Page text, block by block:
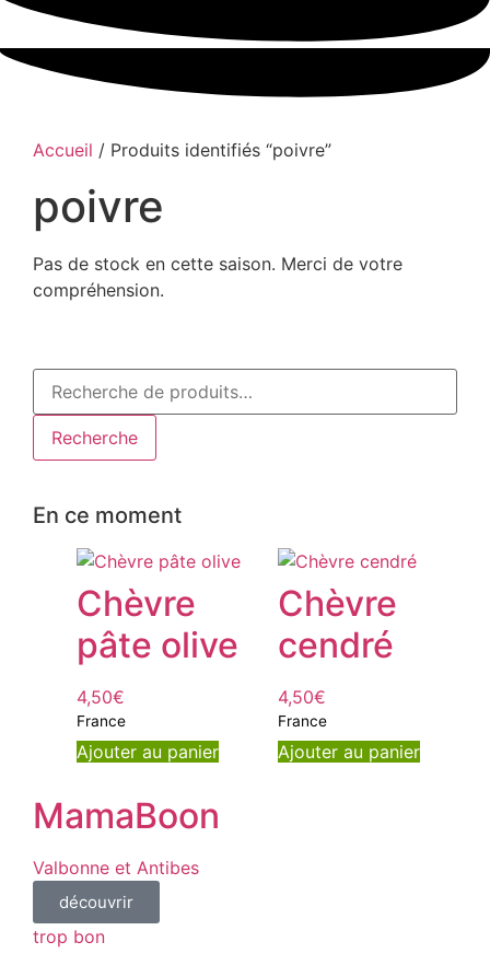
Accueil / Produits identifiés “poivre”
poivre
Pas de stock en cette saison. Merci de votre
compréhension.
Recherche
En ce moment
Chèvre
pâte olive
4,50€
France
Ajouter au panier
Chèvre
cendré
4,50€
France
Ajouter au panier
MamaBoon
Valbonne et Antibes
découvrir
trop bon